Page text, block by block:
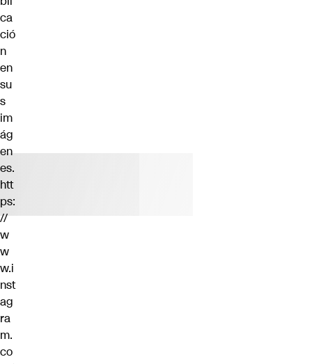
ca
ció
n
en
su
s
im
ág
en
es.
htt
ps:
//
w
w
w.i
nst
ag
ra
m.
co